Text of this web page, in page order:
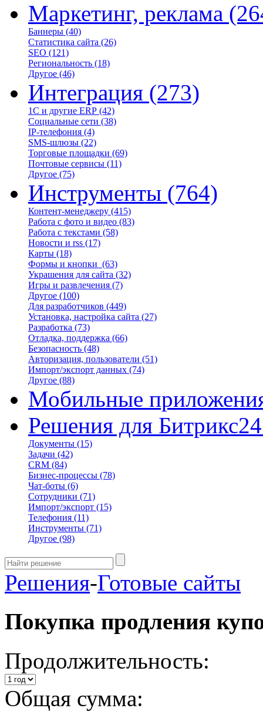
Маркетинг, реклама
Баннеры (40)
Статистика сайта (26)
SEO (121)
Региональность (18)
Другое (46)
Интеграция (273)
1С и другие ERP (42)
Социальные сети (38)
IP-телефония (4)
SMS-шлюзы (22)
Торговые площадки (69)
Почтовые сервисы (11)
Другое (75)
Инструменты (764)
Контент-менеджеру (415)
Работа с фото и видео (83)
Работа с текстами (58)
Новости и rss (17)
Карты (18)
Формы и кнопки (63)
Украшения для сайта (32)
Игры и развлечения (7)
Другое (100)
Для разработчиков (449)
Установка, настройка сайта (27)
Разработка (73)
Отладка, поддержка (66)
Безопасность (48)
Авторизация, пользователи (51)
Импорт/экспорт данных (74)
Другое (88)
Мобильные
Решения для Битрикс24
Документы (15)
Задачи (42)
CRM (84)
Бизнес-процессы (78)
Чат-боты (6)
Сотрудники (71)
Импорт/экспорт (15)
Телефония (11)
Инструменты (71)
Другое (98)
Решения-Готовые сайты
Покупка продления
Продолжительность:
Общая сумма: